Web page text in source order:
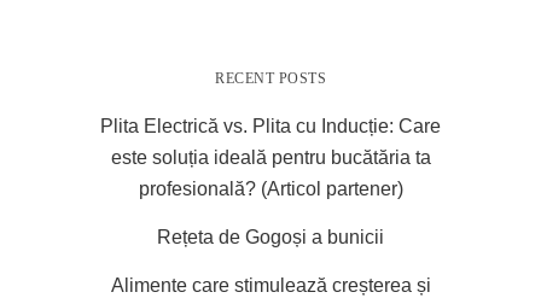
RECENT POSTS
Plita Electrică vs. Plita cu Inducție: Care
este soluția ideală pentru bucătăria ta
profesională? (Articol partener)
Rețeta de Gogoși a bunicii
Alimente care stimulează creșterea și